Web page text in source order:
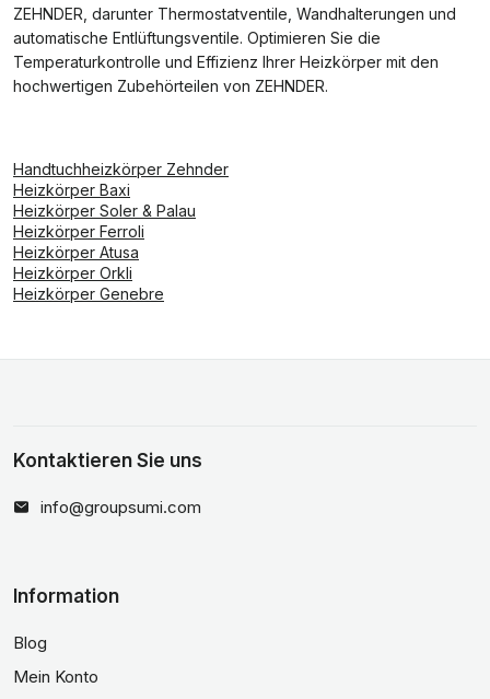
ZEHNDER, darunter Thermostatventile, Wandhalterungen und
automatische Entlüftungsventile. Optimieren Sie die
Temperaturkontrolle und Effizienz Ihrer Heizkörper mit den
hochwertigen Zubehörteilen von ZEHNDER.
Handtuchheizkörper Zehnder
Heizkörper Baxi
Heizkörper Soler & Palau
Heizkörper Ferroli
Heizkörper Atusa
Heizkörper Orkli
Heizkörper Genebre
Kontaktieren Sie uns
info@groupsumi.com
Information
Blog
Mein Konto